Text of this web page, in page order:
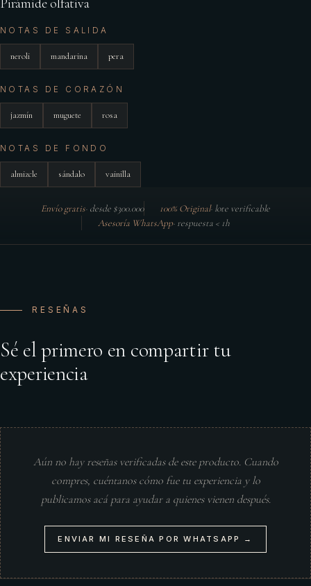
Pirámide olfativa
NOTAS DE SALIDA
neroli mandarina pera
NOTAS DE CORAZÓN
jazmín muguete rosa
NOTAS DE FONDO
almizcle sándalo vainilla
Envío gratis· desde $300.000 100% Original· lote verificable
Asesoría WhatsApp· respuesta < 1h
RESEÑAS
Sé el primero en compartir tu
experiencia
Aún no hay reseñas verificadas de este producto. Cuando
compres, cuéntanos cómo fue tu experiencia y lo
publicamos acá para ayudar a quienes vienen después.
ENVIAR MI RESEÑA POR WHATSAPP →